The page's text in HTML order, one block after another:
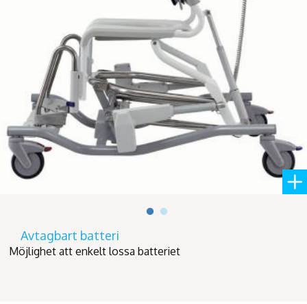
Avtagbart batteri
Möjlighet att enkelt lossa batteriet